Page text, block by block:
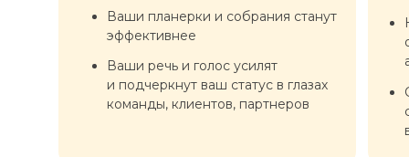
Ваши речь и голос усилят
и подчеркнут ваш статус в глазах
Ваши планерки и собрания станут
эффективнее
Ваши речь и голос усилят
и подчеркнут ваш статус в глазах
команды, клиентов, партнеров